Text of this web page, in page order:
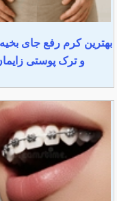
بهترین کرم رفع جای
و ترک پوستی